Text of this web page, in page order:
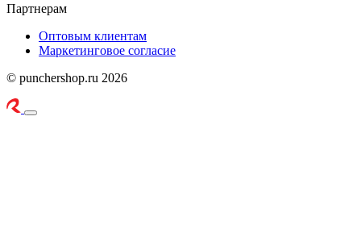
Партнерам
Оптовым клиентам
Маркетинговое согласие
© punchershop.ru 2026